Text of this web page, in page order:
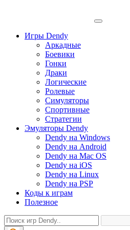
Игры Dendy
Аркадные
Боевики
Гонки
Драки
Логические
Ролевые
Симуляторы
Спортивные
Стратегии
Эмуляторы Dendy
Dendy на Windows
Dendy на Android
Dendy на Mac OS
Dendy на iOS
Dendy на Linux
Dendy на PSP
Коды к играм
Полезное